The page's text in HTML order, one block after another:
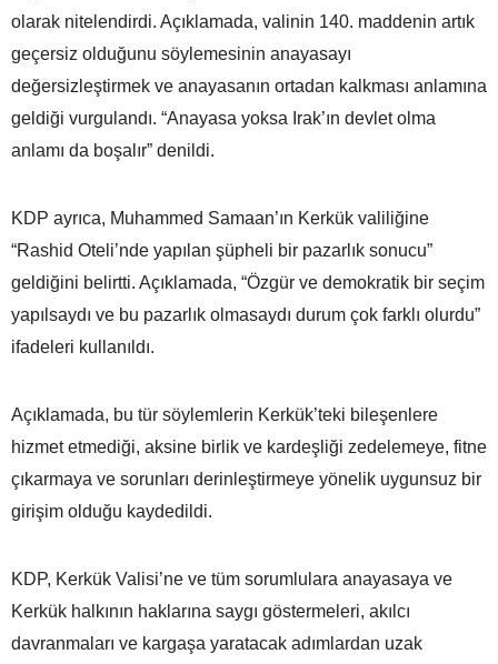
olarak nitelendirdi. Açıklamada, valinin 140. maddenin artık
geçersiz olduğunu söylemesinin anayasayı
değersizleştirmek ve anayasanın ortadan kalkması anlamına
geldiği vurgulandı. “Anayasa yoksa Irak’ın devlet olma
anlamı da boşalır” denildi.
KDP ayrıca, Muhammed Samaan’ın Kerkük valiliğine
“Rashid Oteli’nde yapılan şüpheli bir pazarlık sonucu”
geldiğini belirtti. Açıklamada, “Özgür ve demokratik bir seçim
yapılsaydı ve bu pazarlık olmasaydı durum çok farklı olurdu”
ifadeleri kullanıldı.
Açıklamada, bu tür söylemlerin Kerkük’teki bileşenlere
hizmet etmediği, aksine birlik ve kardeşliği zedelemeye, fitne
çıkarmaya ve sorunları derinleştirmeye yönelik uygunsuz bir
girişim olduğu kaydedildi.
KDP, Kerkük Valisi’ne ve tüm sorumlulara anayasaya ve
Kerkük halkının haklarına saygı göstermeleri, akılcı
davranmaları ve kargaşa yaratacak adımlardan uzak